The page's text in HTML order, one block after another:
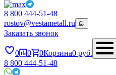
8 800 444-51-48
rostov@vestametall.ru
Заказать звонок
0 0 0Корзина0 руб.
8 800 444-51-48